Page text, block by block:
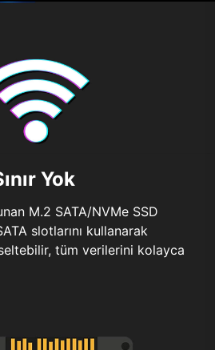
Yok
M.2 SATA/NVMe SSD
slotlarını kullanarak
tüm verilerini kolayca